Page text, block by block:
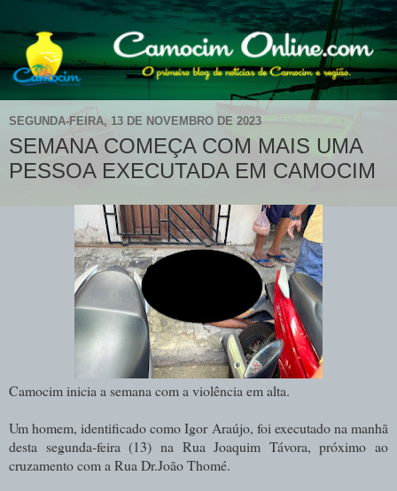
SEGUNDA-FEIRA, 13 DE NOVEMBRO DE 2023
SEMANA COMEÇA COM MAIS UMA
PESSOA EXECUTADA EM CAMOCIM
Camocim inicia a semana com a violência em alta.
Um homem, identificado como Igor Araújo, foi executado na manhã
desta segunda-feira (13) na Rua Joaquim Távora, próximo ao
cruzamento com a Rua Dr.João Thomé.